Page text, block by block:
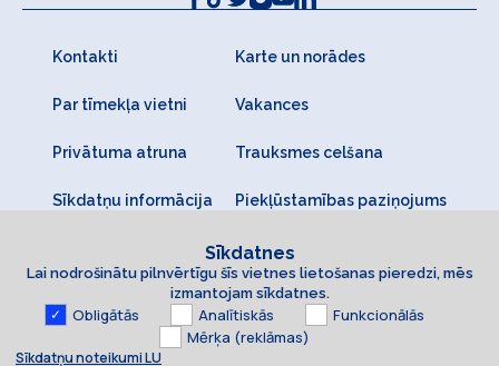
Kontakti Karte un norādes
Par tīmekļa vietni Vakances
Privātuma atruna Trauksmes celšana
Sīkdatņu informācija Piekļūstamības paziņojums
Sīkdatnes
Lai nodrošinātu pilnvērtīgu šīs vietnes lietošanas pieredzi, mēs
izmantojam sīkdatnes.
Obligātās Analītiskās
Funkcionālās
Mērķa (reklāmas)
Sīkdatņu noteikumi LU